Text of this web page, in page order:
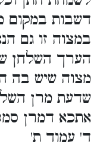
דשבות במקום
במצוה זו גם
הערך השלחן
מצוה שיש בה
שדעת מרן
אתכא דמרן
ד' עמוד ת'